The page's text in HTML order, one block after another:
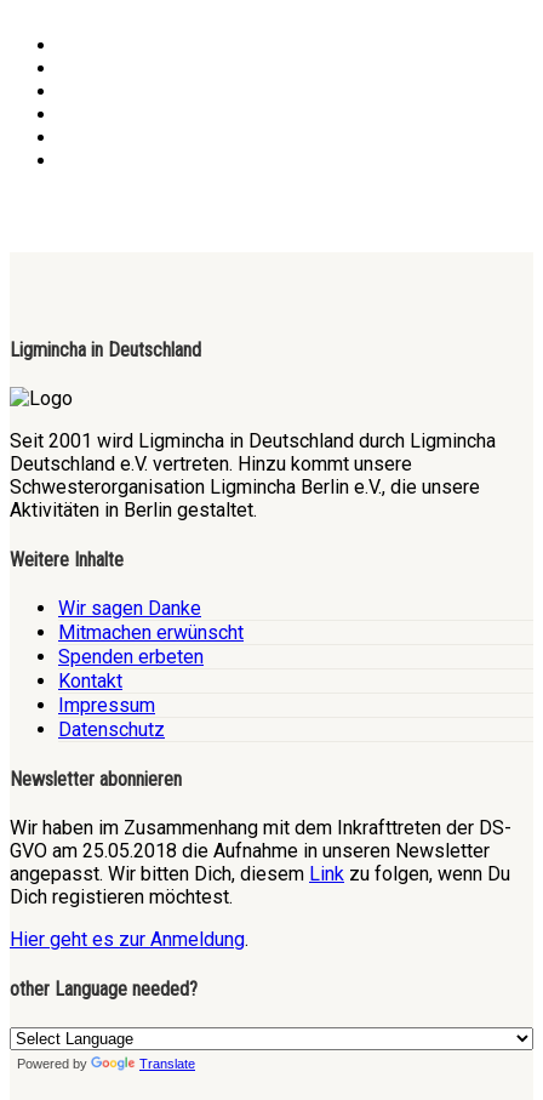
Ligmincha in Deutschland
Seit 2001 wird Ligmincha in Deutschland durch Ligmincha
Deutschland e.V. vertreten. Hinzu kommt unsere
Schwesterorganisation Ligmincha Berlin e.V., die unsere
Aktivitäten in Berlin gestaltet.
Weitere Inhalte
Wir sagen Danke
Mitmachen erwünscht
Spenden erbeten
Kontakt
Impressum
Datenschutz
Newsletter abonnieren
Wir haben im Zusammenhang mit dem Inkrafttreten der DS-
GVO am 25.05.2018 die Aufnahme in unseren Newsletter
angepasst. Wir bitten Dich, diesem Link zu folgen, wenn Du
Dich registieren möchtest.
Hier geht es zur Anmeldung.
other Language needed?
Powered by Translate